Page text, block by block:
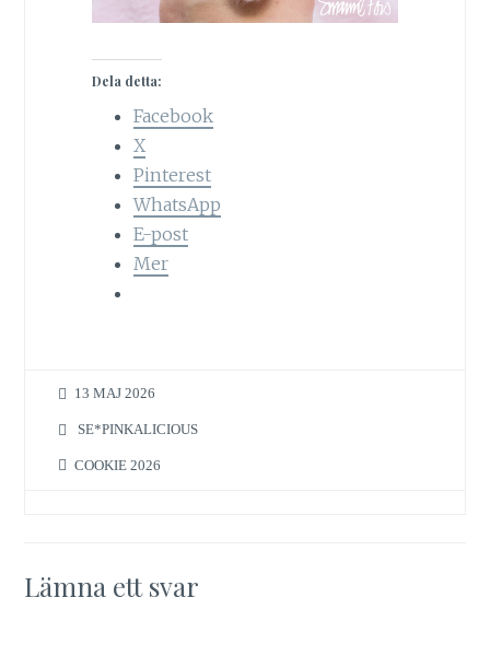
Dela detta:
Facebook
X
Pinterest
WhatsApp
E-post
Mer
13 MAJ 2026
SE*PINKALICIOUS
COOKIE 2026
Lämna ett svar